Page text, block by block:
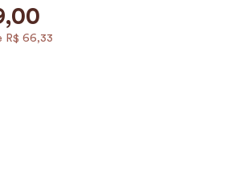
,00
R$ 66,33